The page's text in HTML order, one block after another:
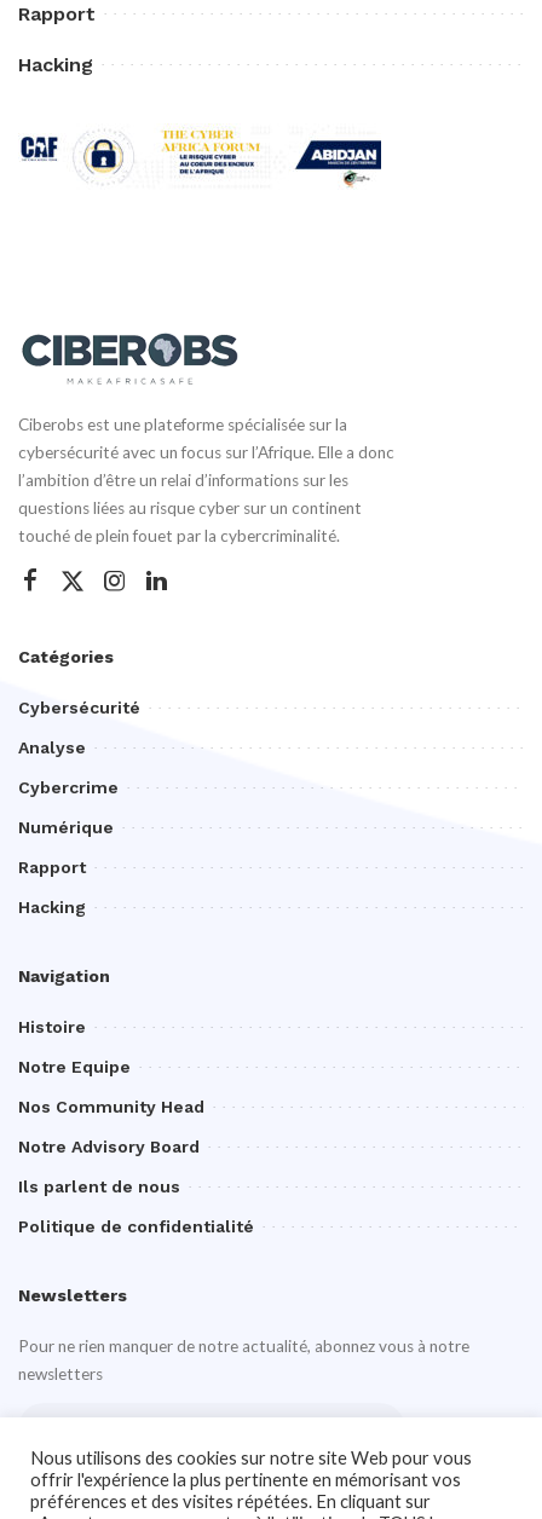
Rapport
Hacking
Ciberobs est une plateforme spécialisée sur la
cybersécurité avec un focus sur l’Afrique. Elle a donc
l’ambition d’être un relai d’informations sur les
questions liées au risque cyber sur un continent
touché de plein fouet par la cybercriminalité.
Catégories
Cybersécurité
Analyse
Cybercrime
Numérique
Rapport
Hacking
Navigation
Histoire
Notre Equipe
Nos Community Head
Notre Advisory Board
Ils parlent de nous
Politique de confidentialité
Newsletters
Pour ne rien manquer de notre actualité, abonnez vous à notre
newsletters
Nous utilisons des cookies sur notre site Web pour vous
offrir l'expérience la plus pertinente en mémorisant vos
préférences et des visites répétées. En cliquant sur